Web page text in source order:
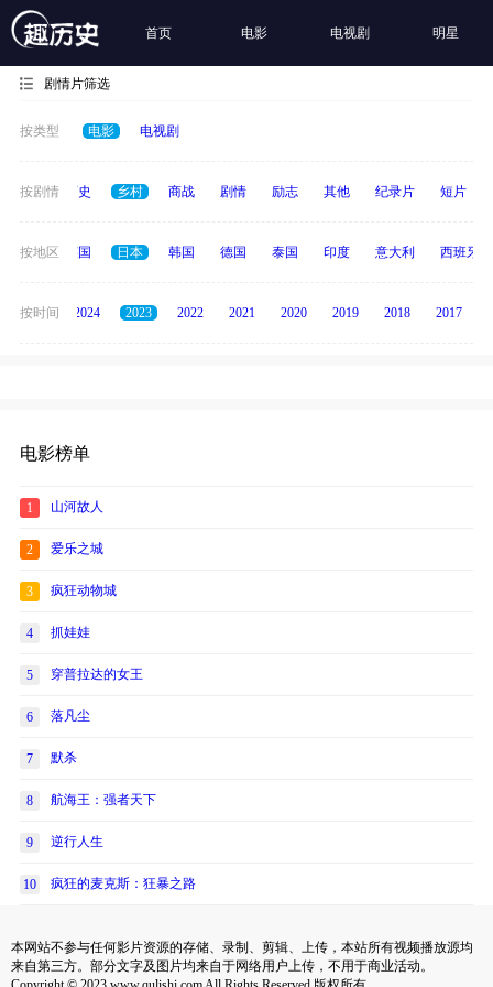
首页 电影 电视剧 明星
剧情片筛选
按类型 电影 电视剧
按剧情
奇幻 历史 乡村 商战 剧情 励志 其他 纪录片 短片
按地区
法国 英国 日本 韩国 德国 泰国 印度 意大利 西班牙
按时间
2025 2024 2023 2022 2021 2020 2019 2018 2017
电影榜单
1 山河故人
2 爱乐之城
3 疯狂动物城
4 抓娃娃
5 穿普拉达的女王
6 落凡尘
7 默杀
8 航海王：强者天下
9 逆行人生
10 疯狂的麦克斯：狂暴之路
本网站不参与任何影片资源的存储、录制、剪辑、上传，本站所有视频播放源均
来自第三方。部分文字及图片均来自于网络用户上传，不用于商业活动。